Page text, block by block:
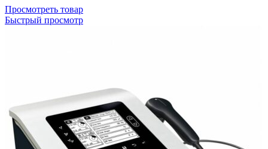
Просмотреть товар
Быстрый просмотр